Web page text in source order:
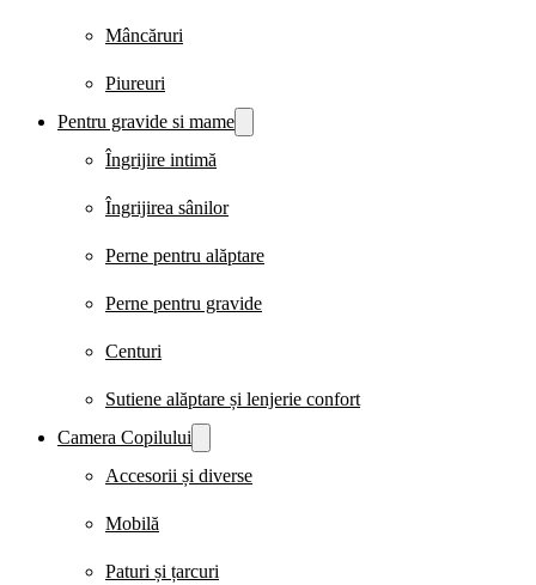
Mâncăruri
Piureuri
Pentru gravide si mame
Îngrijire intimă
Îngrijirea sânilor
Perne pentru alăptare
Perne pentru gravide
Centuri
Sutiene alăptare și lenjerie confort
Camera Copilului
Accesorii și diverse
Mobilă
Paturi și țarcuri